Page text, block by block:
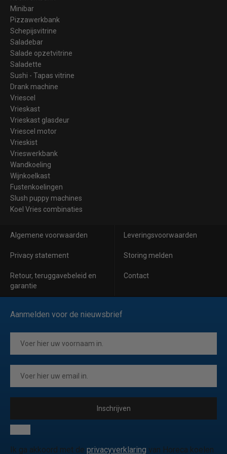
Minibar
Pizzawerkbank
Schepijsvitrine
Saladebar
Salade opzetvitrine
Saladette
Sushi - Tapas vitrine
Drank machine
Vriescel
Vrieskast
Vrieskast glasdeur
Vriescel motor
Vrieskist
Vrieswerkbank
Wandkoeling
Wijnkoelkast
Fustenkoelingen
Slush puppy machines
Koel Vries combinaties
Algemene voorwaarden Leveringsvoorwaarden
Privacy statement Storing melden
Retour, teruggavebeleid en
garantie
Contact
Aanmelden voor de nieuwsbrief
Inschrijven
Ik ga akkoord met de privacyverklaring van Horeca koelen